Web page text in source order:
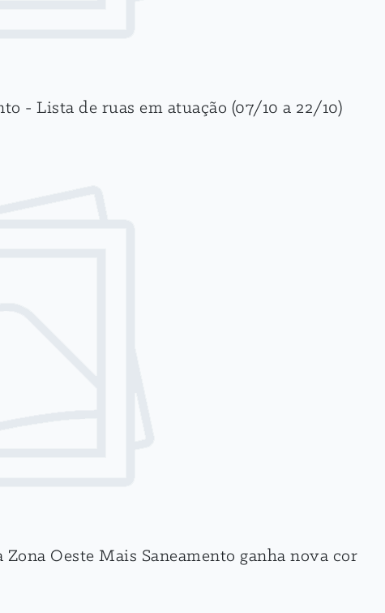
- Lista de ruas em atuação (07/10 a 22/10)
Oeste Mais Saneamento ganha nova cor